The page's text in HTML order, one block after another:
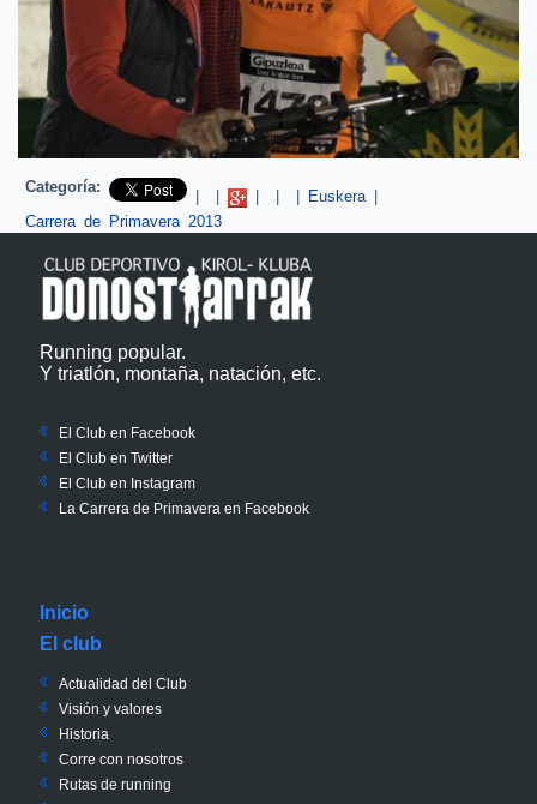
|
Pinterest
Euskera|
Categoría:
Carrera de Primavera 2013
Running popular.
Y triatlón, montaña, natación, etc.
El Club en Facebook
El Club en Twitter
El Club en Instagram
La Carrera de Primavera en Facebook
Inicio
El club
Actualidad del Club
Visión y valores
Historia
Corre con nosotros
Rutas de running